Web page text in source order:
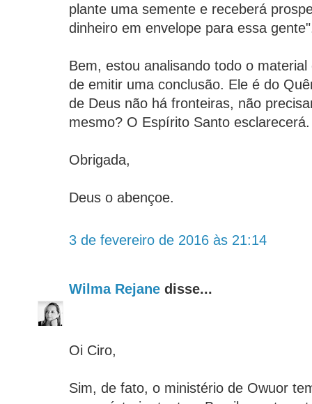
plante uma semente e receberá
dinheiro em envelope para essa
Bem, estou analisando todo o
de emitir uma conclusão. Ele é do
de Deus não há fronteiras, não
mesmo? O Espírito Santo esclarecerá.
Obrigada,
Deus o abençoe.
3 de fevereiro de 2016 às 21:14
Wilma Rejane disse...
Oi Ciro,
Sim, de fato, o ministério de Owuor